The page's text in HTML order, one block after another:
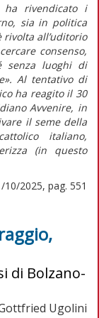
ha rivendicato i
sia in politica
all’uditorio
consenso,
senza luoghi di
Al tentativo di
ha reagito il 30
Avvenire, in
il seme della
italiano,
(inquesto
2025, pag. 551
di Bolzano-
Ugolini